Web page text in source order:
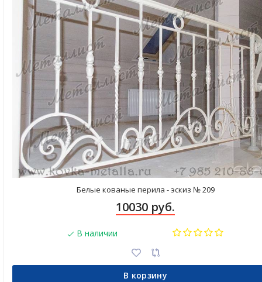
Белые кованые перила - эскиз № 209
10030 руб.
В наличии
В корзину